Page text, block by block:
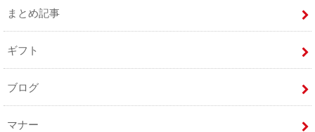
まとめ記事
ギフト
ブログ
マナー